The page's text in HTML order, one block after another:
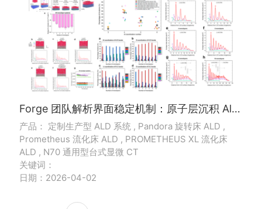
Forge 团队解析界面稳定机制：原子层沉积 Al₂O₃ 薄膜在层状氧化物阴极上的 Li-Al-O 界面原子模拟分析
产品： 定制生产型 ALD 系统 , Pandora 旋转床 ALD ,
Prometheus 流化床 ALD , PROMETHEUS XL 流化床
ALD , N70 通用型台式显微 CT
关键词：
日期：2026-04-02